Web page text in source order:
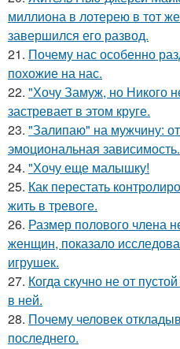
миллиона в лотерею в тот
завершился его развод.
21. Почему нас особенно
похожие на нас.
22. "Хочу Замуж, но Никого
застревает в этом круге.
23. "Залипаю" на мужчину:
эмоциональная зависимость.
24. "Хочу еще малышку!
25. Как перестать
жить в тревоге.
26. Размер полового члена
женщин, показало
игрушек.
27. Когда скучно не от
в ней.
28. Почему человек
последнего.